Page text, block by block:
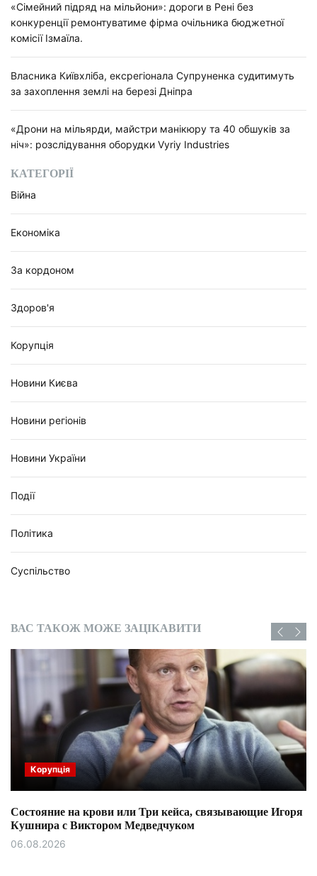
«Сімейний підряд на мільйони»: дороги в Рені без
конкуренції ремонтуватиме фірма очільника бюджетної
комісії Ізмаїла.
Власника Київхліба, ексрегіонала Супруненка судитимуть
за захоплення землі на березі Дніпра
«Дрони на мільярди, майстри манікюру та 40 обшуків за
ніч»: розслідування оборудки Vyriy Industries
КАТЕГОРІЇ
Війна
Економіка
За кордоном
Здоров'я
Корупція
Новини Києва
Новини регіонів
Новини України
Події
Політика
Суспільство
ВАС ТАКОЖ МОЖЕ ЗАЦІКАВИТИ
Корупція
Состояние на крови или Три кейса, связывающие Игоря
Кушнира с Виктором Медведчуком
06.08.2026